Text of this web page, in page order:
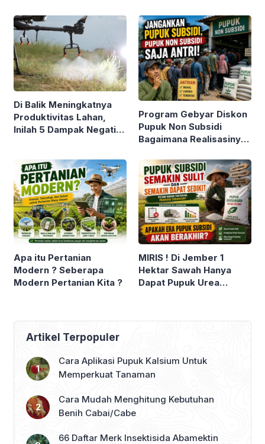
Di Balik Meningkatnya
Produktivitas Lahan,
Inilah 5 Dampak Negatif
Petani
Program Gebyar Diskon
Pupuk Non Subsidi
Bagaimana Realisasinya
40% ?
Apa itu Pertanian
Modern ? Seberapa
Modern Pertanian Kita ?
MIRIS ! Di Jember 1
Hektar Sawah Hanya
Dapat Pupuk Urea
Subsidi di Indonesia ?
Artikel Terpopuler
Cara Aplikasi Pupuk Kalsium Untuk
Memperkuat Tanaman
Cara Mudah Menghitung Kebutuhan
Benih Cabai/Cabe
66 Daftar Merk Insektisida Abamektin